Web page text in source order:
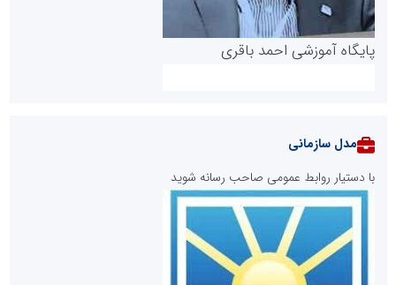
پایگاه آموزشی احمد باقری
مدل سازمانی
با دستیار روابط عمومی صاحب رسانه شوید